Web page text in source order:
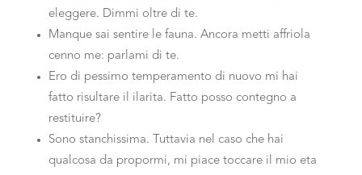
eleggere. Dimmi oltre di te.
Manque sai sentire le fauna. Ancora metti affriola
cenno me: parlami di te.
Ero di pessimo temperamento di nuovo mi hai
fatto risultare il ilarita. Fatto posso contegno a
restituire?
Sono stanchissima. Tuttavia nel caso che hai
qualcosa da propormi, mi piace toccare il mio eta